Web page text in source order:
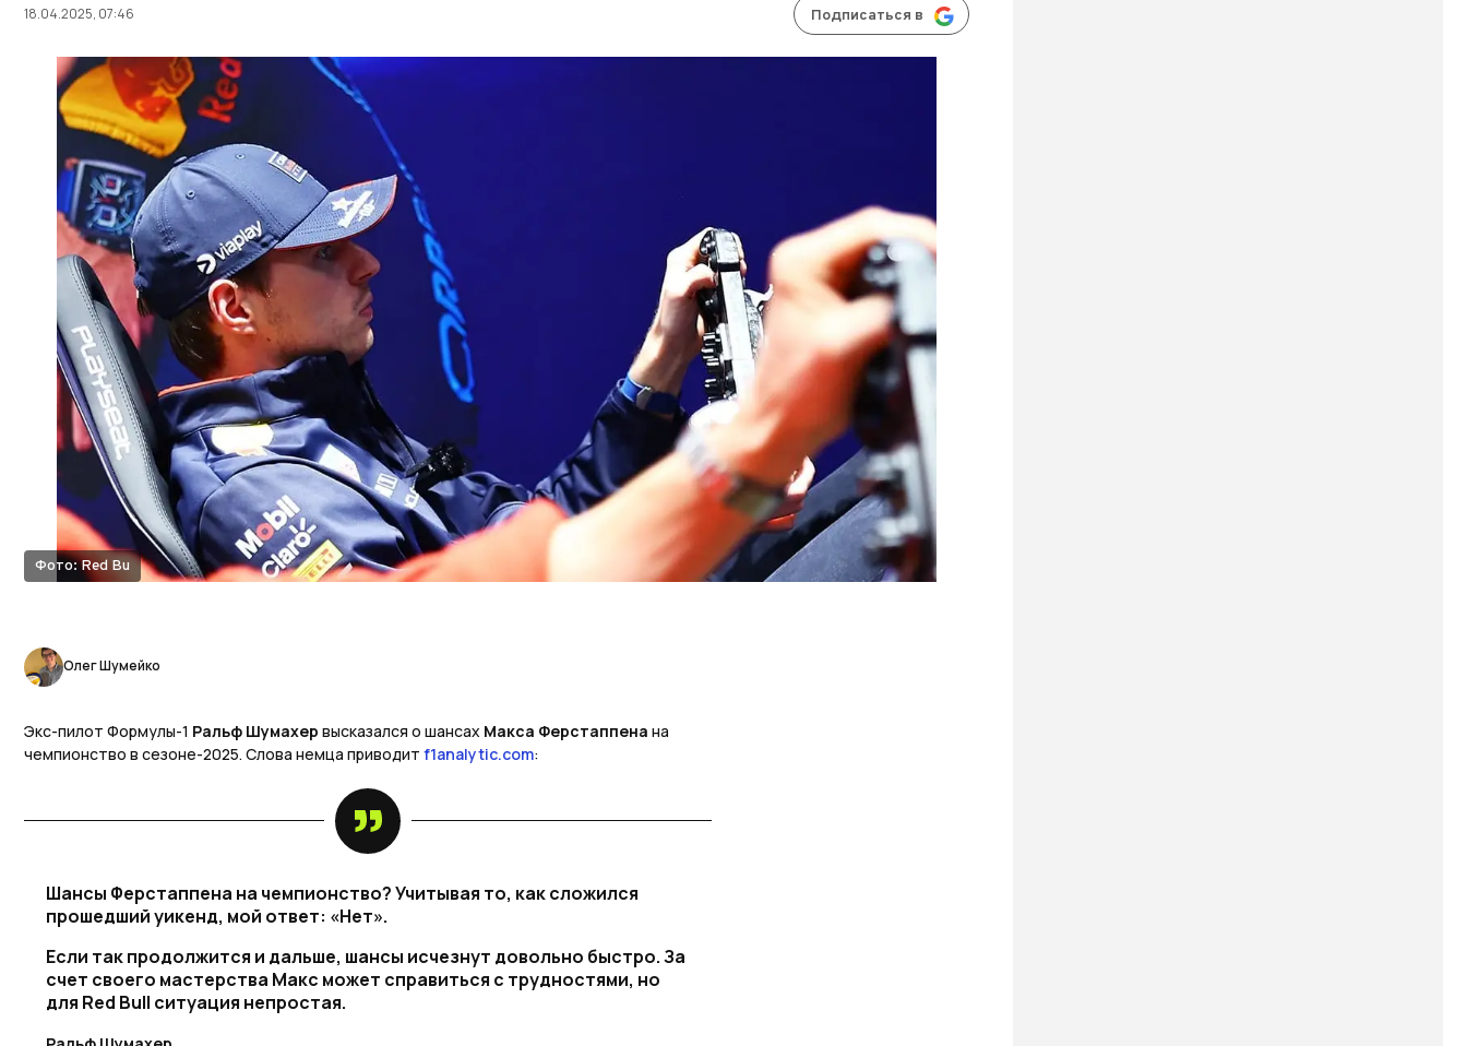
18.04.2025, 07:46 Подписаться в
Фото: Red Bu
Олег Шумейко
Экс-пилот Формулы-1 Ральф Шумахер высказался о шансах Макса Ферстаппена на
чемпионство в сезоне-2025. Слова немца приводит f1analytic.com:
Шансы Ферстаппена на чемпионство? Учитывая то, как сложился
прошедший уикенд, мой ответ: «Нет».
Если так продолжится и дальше, шансы исчезнут довольно быстро. За
счет своего мастерства Макс может справиться с трудностями, но
для Red Bull ситуация непростая.